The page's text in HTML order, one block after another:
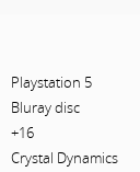
Playstation 5
Bluray disc
+16
Crystal Dynamics